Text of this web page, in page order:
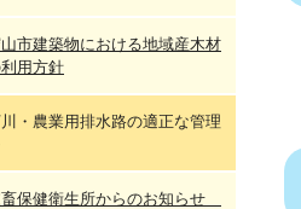
市建築物における地域産木材
用方針
・農業用排水路の適正な管理
保健衛生所からのお知らせ